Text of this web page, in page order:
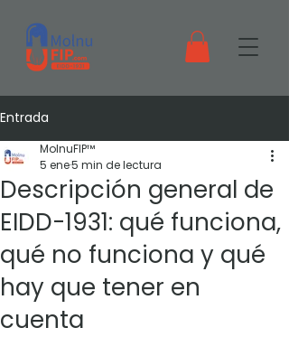
Entrada
Descripción general de
EIDD-1931: qué funciona,
qué no funciona y qué
hay que tener en
cuenta
MolnuFIP™
5 ene5 min de lectura